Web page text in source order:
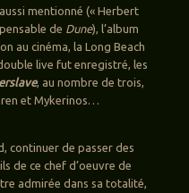
mentionné (« Herbert
de Dune), l’album
au cinéma, la Long Beach
live fut enregistré, les
, au nombre de trois,
et Mykerinos…
continuer de passer des
de ce chef d’oeuvre de
admirée dans sa totalité,